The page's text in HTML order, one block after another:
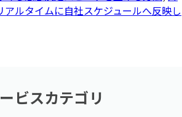
ルタイムに自社スケジュールへ反映し
ビスカテゴリ